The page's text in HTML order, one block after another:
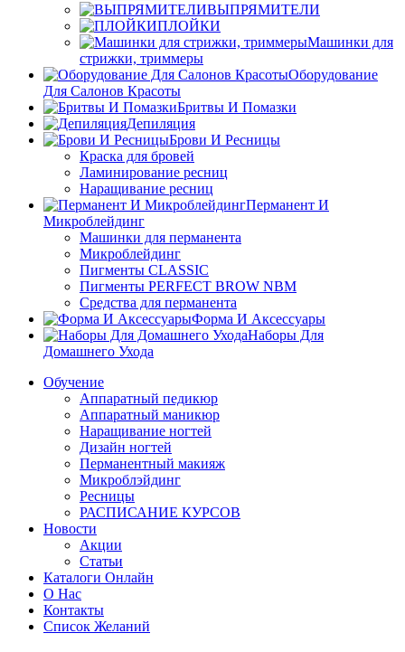
ВЫПРЯМИТЕЛИ
ПЛОЙКИ
Машинки для
стрижки, триммеры
Оборудование
Для Салонов Красоты
Бритвы И Помазки
Депиляция
Брови И Ресницы
Краска для бровей
Ламинирование ресниц
Наращивание ресниц
Перманент И
Микроблейдинг
Машинки для перманента
Микроблейдинг
Пигменты CLASSIC
Пигменты PERFECT BROW NBM
Средства для перманента
Форма И Аксессуары
Наборы Для
Домашнего Ухода
Обучение
Аппаратный педикюр
Аппаратный маникюр
Наращивание ногтей
Дизайн ногтей
Перманентный макияж
Микроблэйдинг
Ресницы
РАСПИСАНИЕ КУРСОВ
Новости
Акции
Статьи
Каталоги Онлайн
О Нас
Контакты
Список Желаний